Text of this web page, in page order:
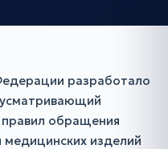
разработало
обращения
медицинских изделий